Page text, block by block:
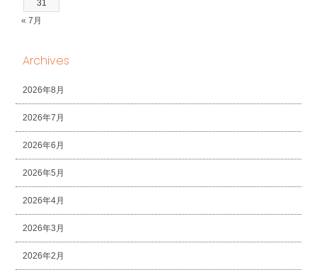
31
« 7月
Archives
2026年8月
2026年7月
2026年6月
2026年5月
2026年4月
2026年3月
2026年2月